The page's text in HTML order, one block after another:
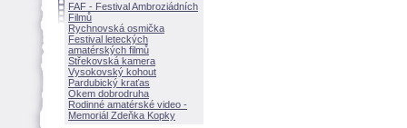
FAF - Festival Ambroziádních
Filmů
Rychnovská osmička
Festival leteckých
amatérských filmů
Střekovská kamera
Vysokovský kohout
Pardubický kraťas
Okem dobrodruha
Rodinné amatérské video -
Memoriál Zdeňka Kopky